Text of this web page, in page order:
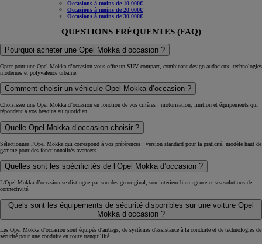
Occasions à moins de 10 000€
Occasions à moins de 20 000€
Occasions à moins de 30 000€
QUESTIONS FRÉQUENTES (FAQ)
Pourquoi acheter une Opel Mokka d’occasion ?
Opter pour une Opel Mokka d’occasion vous offre un SUV compact, combinant design audacieux, technologies
modernes et polyvalence urbaine.
Comment choisir un véhicule Opel Mokka d’occasion ?
Choisissez une Opel Mokka d’occasion en fonction de vos critères : motorisation, finition et équipements qui
répondent à vos besoins au quotidien.
Quelle Opel Mokka d’occasion choisir ?
Sélectionnez l'Opel Mokka qui correspond à vos préférences : version standard pour la praticité, modèle haut de
gamme pour des fonctionnalités avancées.
Quelles sont les spécificités de l’Opel Mokka d’occasion ?
L’Opel Mokka d’occasion se distingue par son design original, son intérieur bien agencé et ses solutions de
connectivité.
Quels sont les équipements de sécurité disponibles sur une voiture Opel
Mokka d’occasion ?
Les Opel Mokka d’occasion sont équipés d'airbags, de systèmes d'assistance à la conduite et de technologies de
sécurité pour une conduite en toute tranquillité.